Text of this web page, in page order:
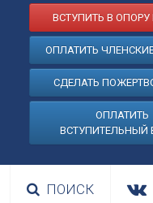
ВСТУПИТЬ В ОПОРУ
ОПЛАТИТЬ
СДЕЛАТЬ
ОПЛАТИТЬ
ВСТУПИТЕЛЬНЫЙ
ПОИСК